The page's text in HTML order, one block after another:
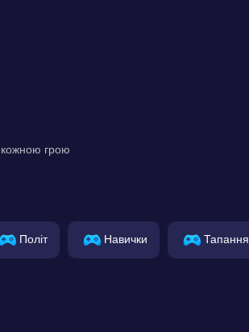
кожною грою
Політ Навички Тапання